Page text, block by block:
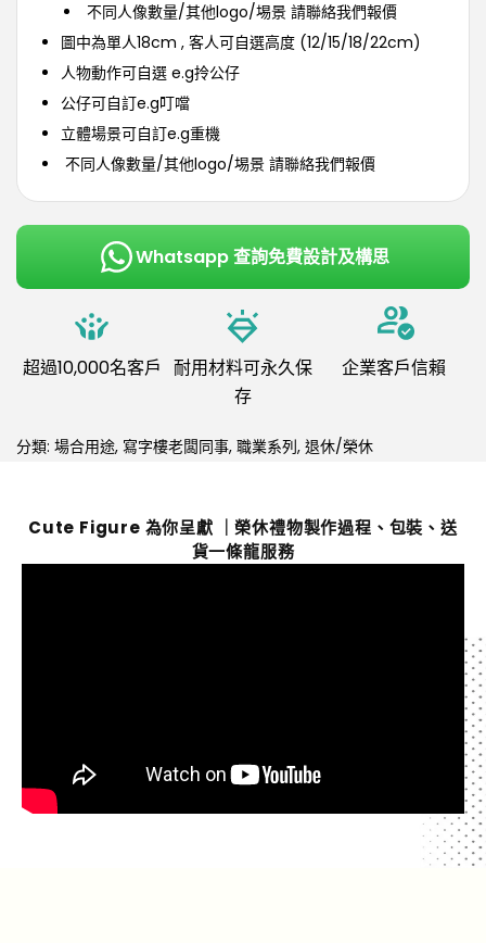
不同人像數量/其他logo/埸景 請聯絡我們報價
圖中為單人18cm , 客人可自選高度 (12/15/18/22cm)
人物動作可自選 e.g拎公仔
公仔可自訂e.g叮噹
立體場景可自訂e.g重機
不同人像數量/其他logo/埸景 請聯絡我們報價
Whatsapp 查詢免費設計及構思
超過10,000名客戶 耐用材料可永久保
存
企業客戶信賴
分類: 場合用途, 寫字樓老闆同事, 職業系列, 退休/榮休
Cute Figure 為你呈獻 ｜榮休禮物製作過程、包裝、送
貨一條龍服務